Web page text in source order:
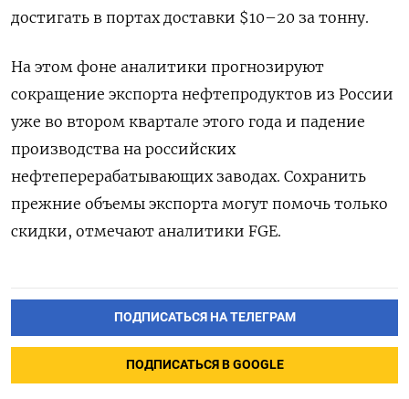
достигать в портах доставки $10–20 за тонну.
На этом фоне аналитики прогнозируют
сокращение экспорта нефтепродуктов из России
уже во втором квартале этого года и падение
производства на российских
нефтеперерабатывающих заводах. Сохранить
прежние объемы экспорта могут помочь только
скидки, отмечают аналитики FGE.
ПОДПИСАТЬСЯ НА ТЕЛЕГРАМ
ПОДПИСАТЬСЯ В GOOGLE